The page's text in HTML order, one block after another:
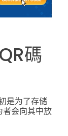
碼
是为了存储
者会向其中放